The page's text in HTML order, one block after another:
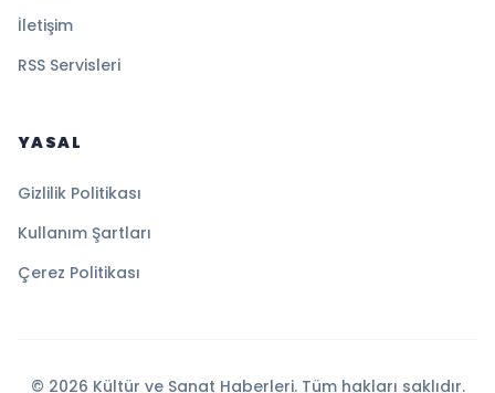
İletişim
RSS Servisleri
YASAL
Gizlilik Politikası
Kullanım Şartları
Çerez Politikası
© 2026 Kültür ve Sanat Haberleri. Tüm hakları saklıdır.